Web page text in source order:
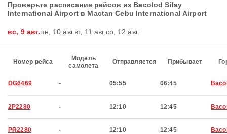
Проверьте расписание рейсов из Bacolod Silay
International Airport в Mactan Cebu International Airport
вс, 9 авг.пн, 10 авг.вт, 11 авг.ср, 12 авг.
Номер рейса
Модель
самолета
Отправляется Прибывает
DG6469 - 05:55 06:45
2P2280 - 12:10 12:45
PR2280 - 12:10 12:45